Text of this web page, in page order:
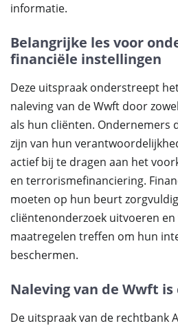
informatie.
Belangrijke les voor
financiële instellingen
Deze uitspraak onderstreept
naleving van de Wwft door
als hun cliënten. Ondernemers
zijn van hun
actief bij te dragen aan het
en terrorismefinanciering.
moeten op hun beurt
cliëntenonderzoek uitvoeren
maatregelen treffen om hun
beschermen.
Naleving van de Wwft is
De uitspraak van de rechtbank